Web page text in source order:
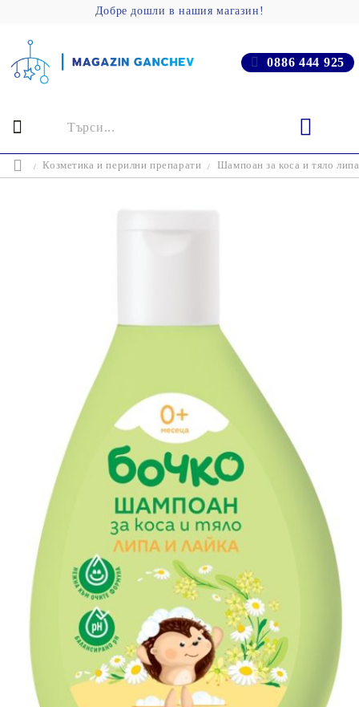
Добре дошли в нашия магазин!
0886 444 925
Козметика и перилни препарати Шампоан за коса и тяло